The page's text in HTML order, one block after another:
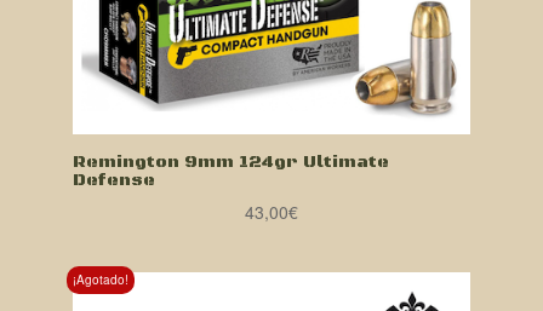
Remington 9mm 124gr Ultimate
Defense
43,00€
¡Agotado!